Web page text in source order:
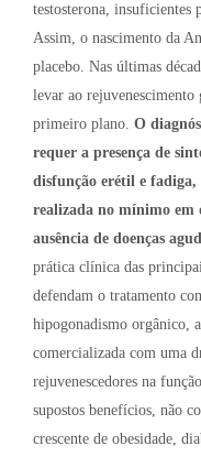
testosterona, insuficientes
Assim, o nascimento da
placebo. Nas últimas
levar ao rejuvenescimento
primeiro plano. O
requer a presença de
disfunção erétil e fadiga,
realizada no mínimo em
ausência de doenças
prática clínica das
defendam o tratamento
hipogonadismo orgânico,
comercializada com uma
rejuvenescedores na
supostos benefícios, não
crescente de obesidade,